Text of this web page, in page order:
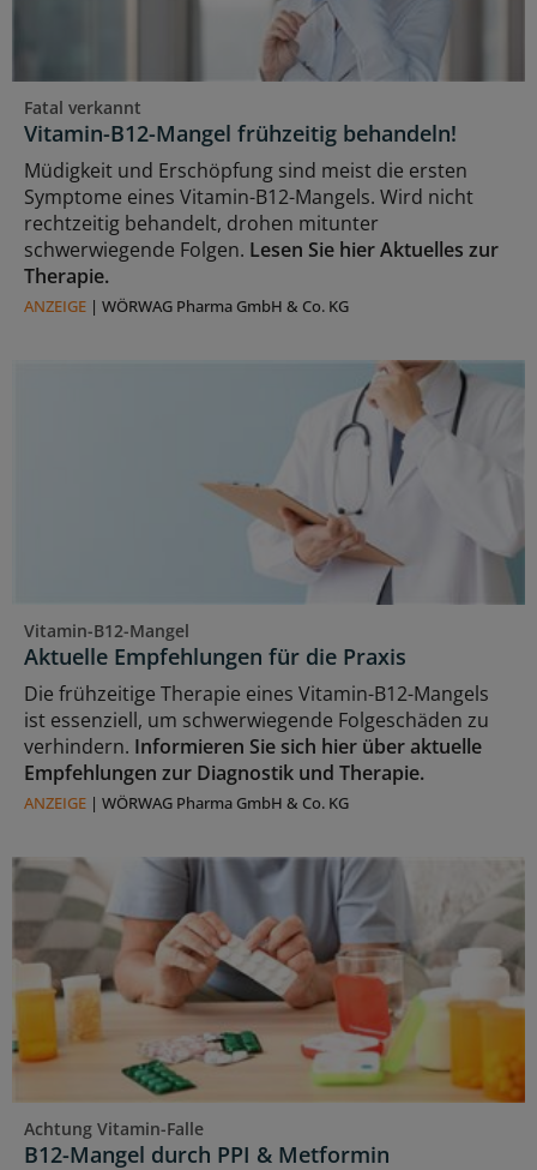
Fatal verkannt
Vitamin-B12-Mangel frühzeitig behandeln!
Müdigkeit und Erschöpfung sind meist die ersten
Symptome eines Vitamin-B12-Mangels. Wird nicht
rechtzeitig behandelt, drohen mitunter
schwerwiegende Folgen. Lesen Sie hier Aktuelles zur
Therapie.
ANZEIGE | WÖRWAG Pharma GmbH & Co. KG
Vitamin-B12-Mangel
Aktuelle Empfehlungen für die Praxis
Die frühzeitige Therapie eines Vitamin-B12-Mangels
ist essenziell, um schwerwiegende Folgeschäden zu
verhindern. Informieren Sie sich hier über aktuelle
Empfehlungen zur Diagnostik und Therapie.
ANZEIGE | WÖRWAG Pharma GmbH & Co. KG
Achtung Vitamin-Falle
B12-Mangel durch PPI & Metformin